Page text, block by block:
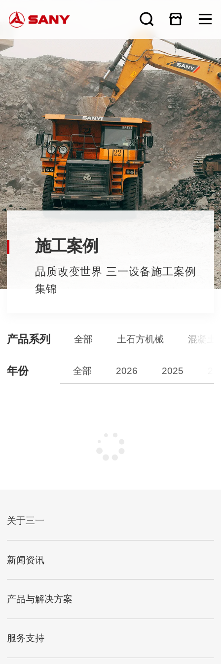
施工案例
品质改变世界 三一设备施工案例
集锦
产品系列 全部 土石方机械 混凝土
年份 全部 2026 2025
关于三一
新闻资讯
产品与解决方案
服务支持